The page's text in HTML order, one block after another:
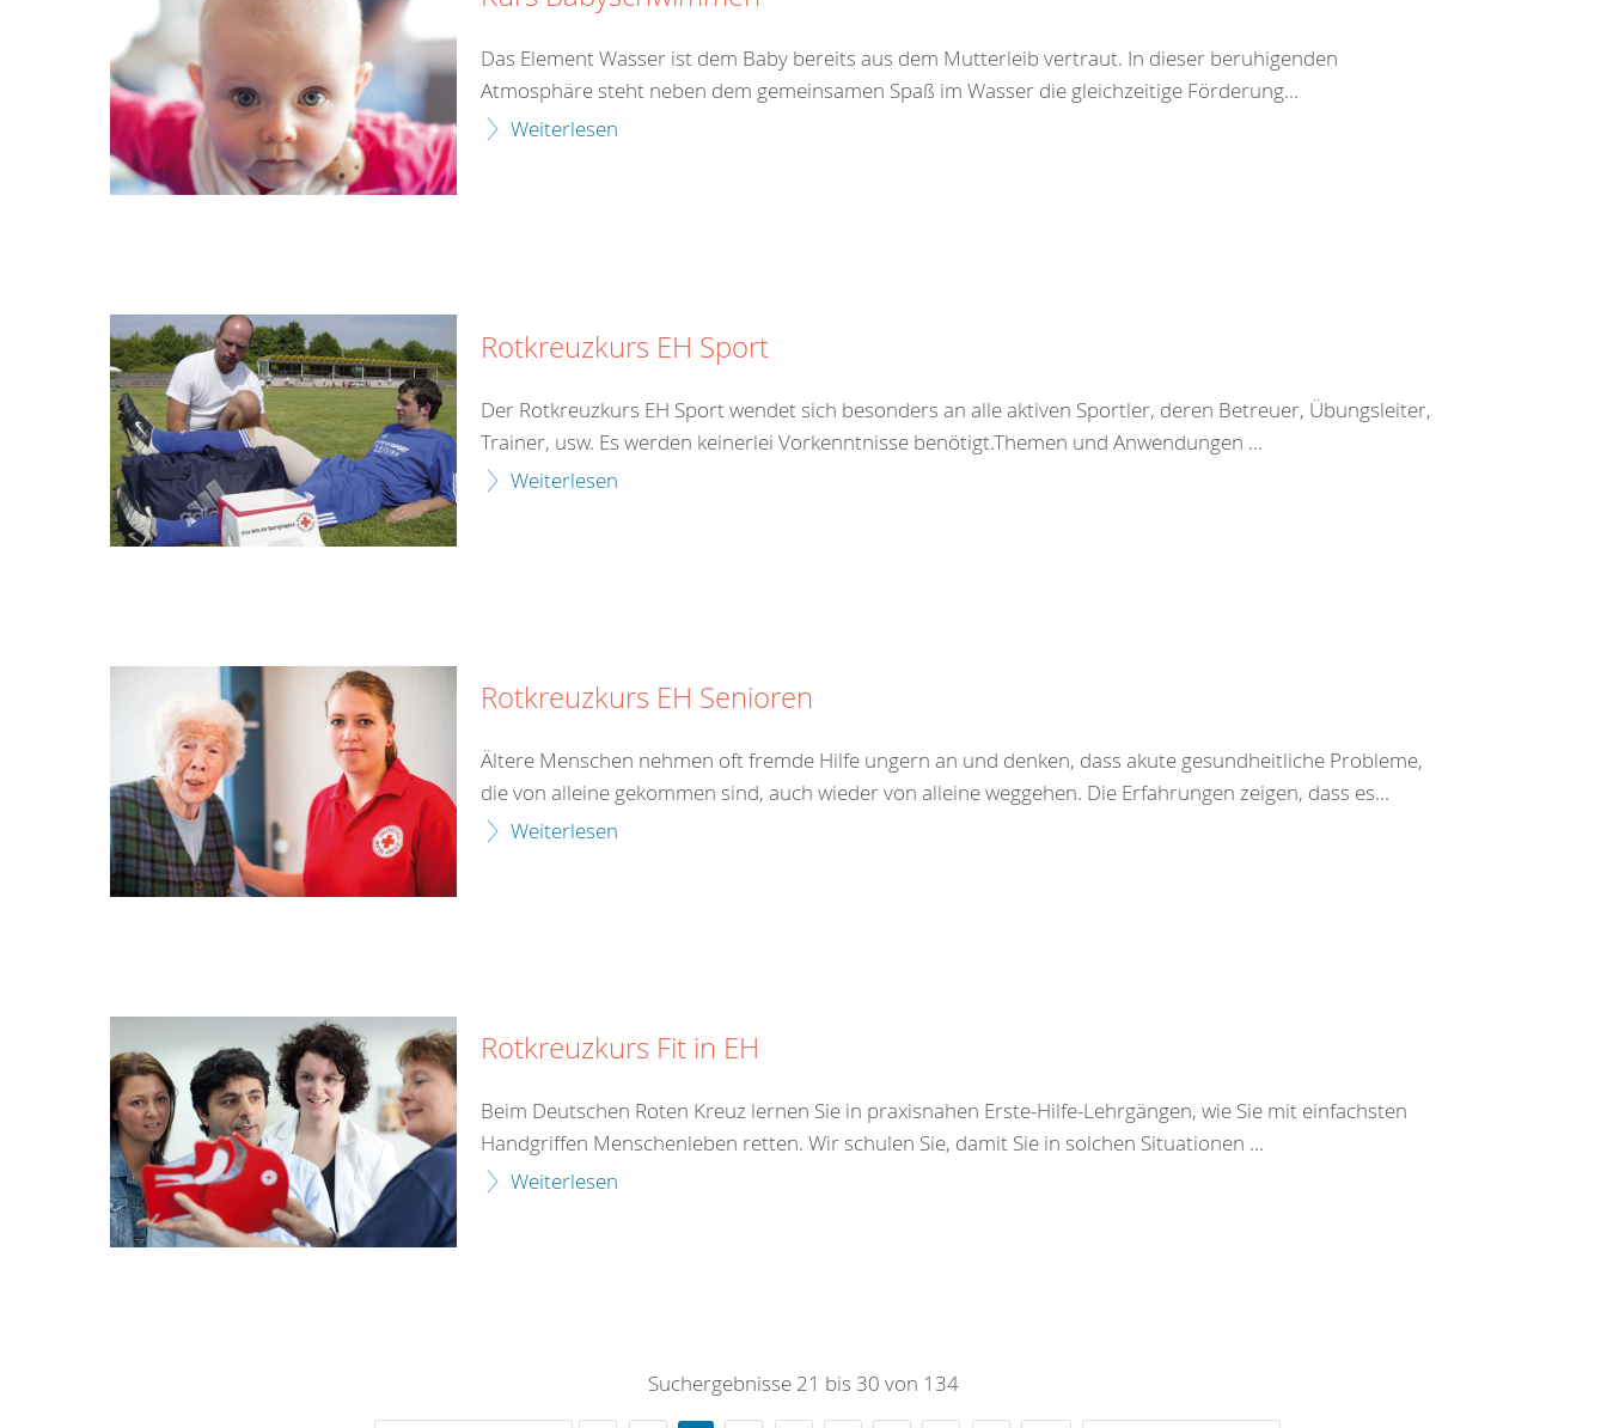
Das Element Wasser ist dem Baby bereits aus dem Mutterleib vertraut. In dieser beruhigenden
Atmosphäre steht neben dem gemeinsamen Spaß im Wasser die gleichzeitige Förderung...
Weiterlesen
Rotkreuzkurs EH Sport
Der Rotkreuzkurs EH Sport wendet sich besonders an alle aktiven Sportler, deren Betreuer, Übungsleiter,
Trainer, usw. Es werden keinerlei Vorkenntnisse benötigt.Themen und Anwendungen ...
Weiterlesen
Rotkreuzkurs EH Senioren
Ältere Menschen nehmen oft fremde Hilfe ungern an und denken, dass akute gesundheitliche Probleme,
die von alleine gekommen sind, auch wieder von alleine weggehen. Die Erfahrungen zeigen, dass es...
Weiterlesen
Rotkreuzkurs Fit in EH
Beim Deutschen Roten Kreuz lernen Sie in praxisnahen Erste-Hilfe-Lehrgängen, wie Sie mit einfachsten
Handgriffen Menschenleben retten. Wir schulen Sie, damit Sie in solchen Situationen ...
Weiterlesen
Suchergebnisse 21 bis 30 von 134